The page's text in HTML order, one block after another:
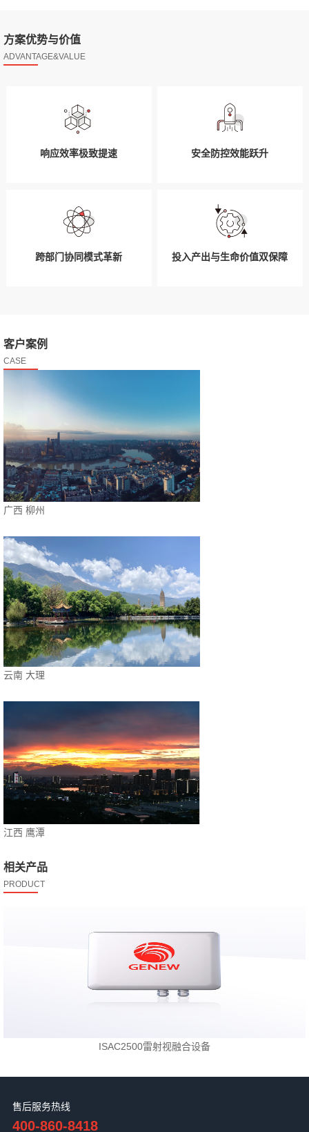
方案优势与价值
ADVANTAGE&VALUE
响应效率极致提速 安全防控效能跃升
跨部门协同模式革新 投入产出与生命价值双保障
客户案例
CASE
广西 柳州
云南 大理
江西 鹰潭
相关产品
PRODUCT
ISAC2500雷射视融合设备
售后服务热线
400-860-8418